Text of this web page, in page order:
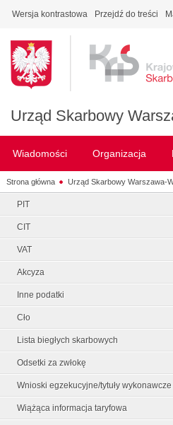
Wersja kontrastowa Przejdź do treści
Urząd Skarbowy
Wiadomości Organizacja
Strona główna Urząd Skarbowy Warszawa-
PIT
CIT
VAT
Akcyza
Inne podatki
Cło
Lista biegłych skarbowych
Odsetki za zwłokę
Wnioski egzekucyjne/tytuły wykonawcze
Wiążąca informacja taryfowa